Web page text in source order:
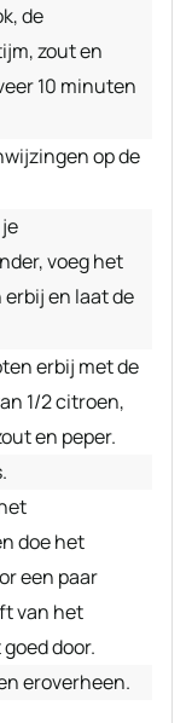
de
zout en
10 minuten
op de
voeg het
en laat de
erbij met de
1/2 citroen,
en peper.
doe het
een paar
van het
door.
eroverheen.